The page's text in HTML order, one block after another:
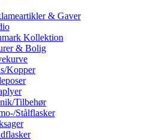
& Gaver
Kollektion
& Bolig
Kopper
Tilbehør
Stålflasker